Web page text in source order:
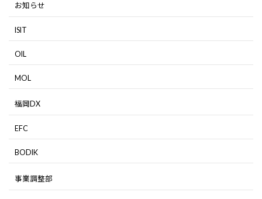
お知らせ
ISIT
OIL
MOL
福岡DX
EFC
BODIK
事業調整部